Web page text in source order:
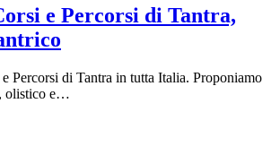
e Percorsi di Tantra,
Percorsi di Tantra in tutta Italia. Proponiamo
olistico e…